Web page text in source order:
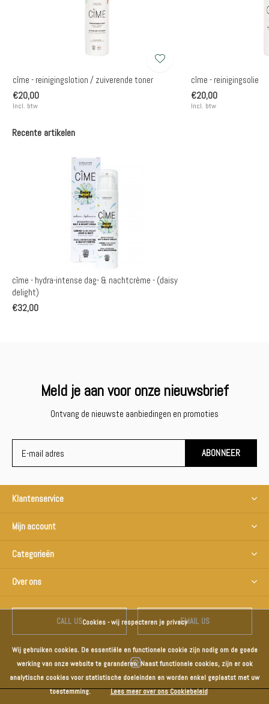
cîme - reinigingslotion / zuiverende toner
€20,00
Incl. btw
cîme - reinigingsolie
€20,00
Incl. btw
Recente artikelen
cîme - hydra-intense dag- & nachtcrème - (daisy
delight)
€32,00
Meld je aan voor onze nieuwsbrief
Ontvang de nieuwste aanbiedingen en promoties
ABONNEER
Klantenservice
Mijn account
Categorieën
Over ons
CALL US EMAIL US
Cookies - wij respecteren je privacy
Wij gebruiken cookies. De essentiële en functionele cookie zijn nodig om de goede
werking van onze website te garanderen. Naast functionele cookies, zijn er ook
analytische cookies voor statistische doeleinden en worden enkel geplaatst met uw
toestemming.
Lees meer over ons Cookiebeleid